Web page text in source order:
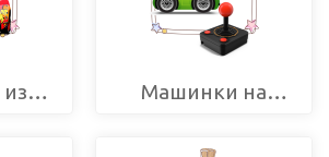
Машинки на